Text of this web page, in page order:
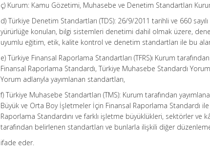
ç) Kurum: Kamu Gözetimi, Muhasebe ve Denetim Standartları
d) Türkiye Denetim Standartları (TDS): 26/9/2011 tarihli ve 660
yürürlüğe konulan, bilgi sistemleri denetimi dahil olmak üzere,
uyumlu eğitim, etik, kalite kontrol ve denetim standartları ile bu
e) Türkiye Finansal Raporlama Standartları (TFRS)ı Kurum
Finansal Raporlama Standardı, Türkiye Muhasebe Standardı
Yorum adlarıyla yayımlanan standartları,
f) Türkiye Muhasebe Standartları (TMS): Kurum tarafından
Büyük ve Orta Boy İşletmeler İçin Finansal Raporlama Standardı
Raporlama Standardını ve farklı işletme büyüklükleri, sektörler ve
tarafından belirlenen standartları ve bunlarla ilişkili diğer
ifade eder.